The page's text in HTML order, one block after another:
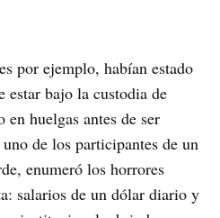
por ejemplo, habían estado
estar bajo la custodia de
huelgas antes de ser
de los participantes de un
enumeró los horrores
salarios de un dólar diario y